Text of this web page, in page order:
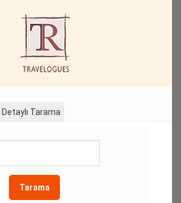
Tarama
Detaylı Tarama